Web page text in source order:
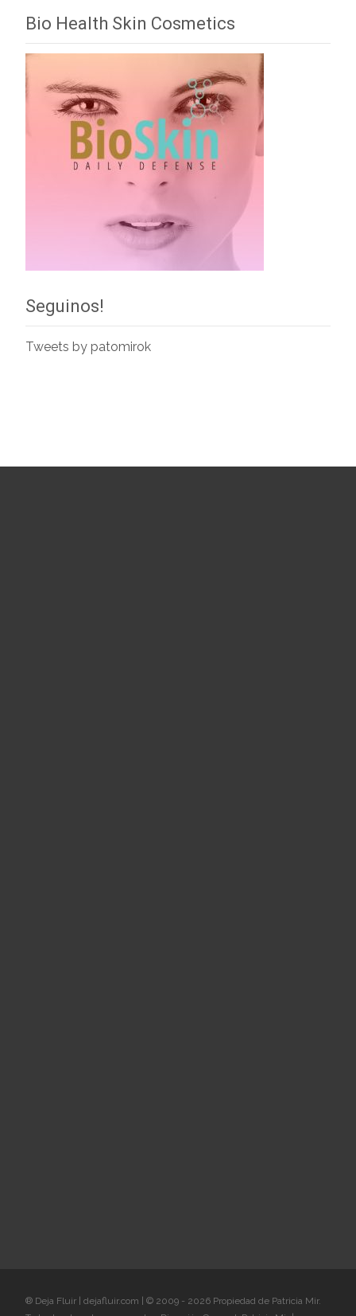
Bio Health Skin Cosmetics
Seguinos!
Tweets by patomirok
® Deja Fluir | dejafluir.com | © 2009 - 2026 Propiedad de Patricia Mir.